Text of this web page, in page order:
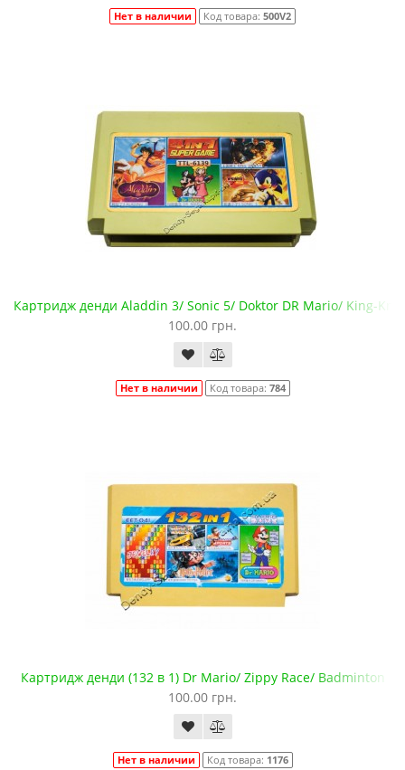
Нет в наличии Код товара: 500V2
Картридж денди Aladdin 3/ Sonic 5/ Doktor DR Mario/ King-
100.00 грн.
Нет в наличии Код товара: 784
Картридж денди (132 в 1) Dr Mario/ Zippy Race/ Badminton
100.00 грн.
Нет в наличии Код товара: 1176